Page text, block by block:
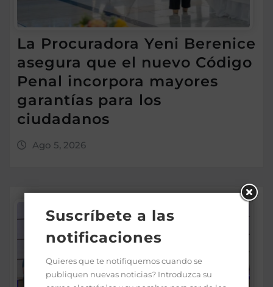
La Procuradora Yeni Berenice
asegura que el nuevo Código
Penal incorpora mayores
garantías para los
ciudadanos
Ago 5, 2026
Suscríbete a las
notificaciones
Quieres que te notifiquemos cuando se
publiquen nuevas noticias? Introduzca su